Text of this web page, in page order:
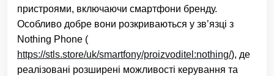
пристроями, включаючи смартфони бренду.
Особливо добре вони розкриваються у зв’язці з
Nothing Phone (
https://stls.store/uk/smartfony/proizvoditel:nothing/), де
реалізовані розширені можливості керування та